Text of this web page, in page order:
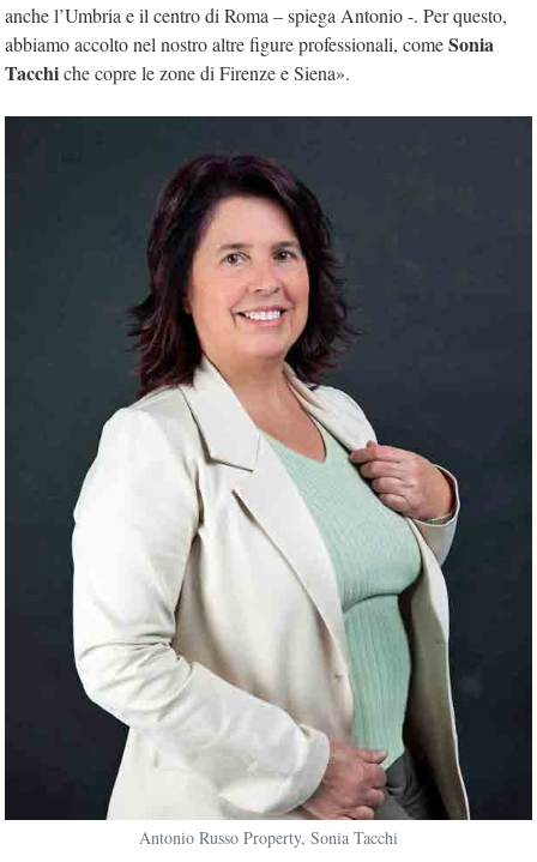
anche l’Umbria e il centro di Roma – spiega Antonio -. Per questo,
abbiamo accolto nel nostro altre figure professionali, comeSonia
Tacchiche copre le zone di Firenze e Siena».
Antonio Russo Property, Sonia Tacchi